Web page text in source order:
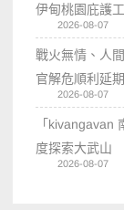
伊甸桃園庇護
2026-08-07
戰火無情、人
官解危順利延期
2026-08-07
「kivangavan
度探索大武山
2026-08-07